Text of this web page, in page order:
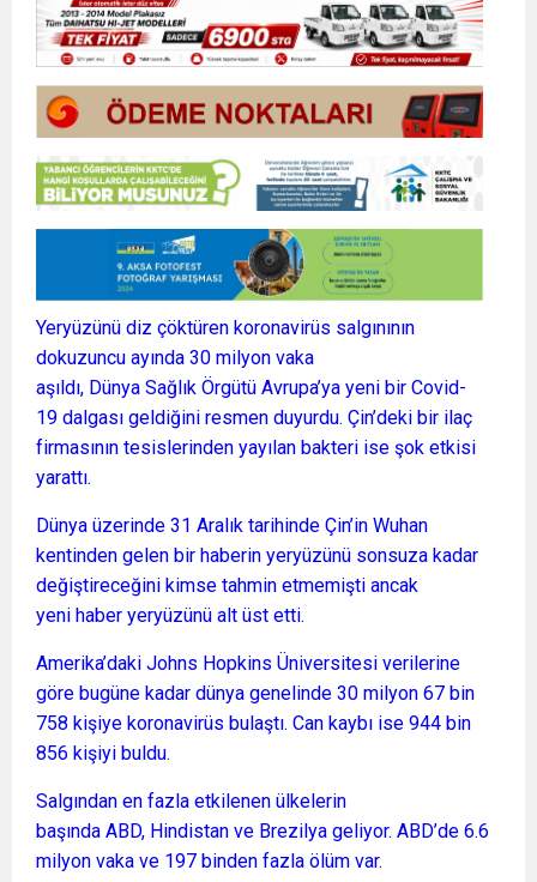
Yeryüzünü diz çöktüren koronavirüs salgınının
dokuzuncu ayında 30 milyon vaka
aşıldı, Dünya Sağlık Örgütü Avrupa’ya yeni bir Covid-
19 dalgası geldiğini resmen duyurdu. Çin’deki bir ilaç
firmasının tesislerinden yayılan bakteri ise şok etkisi
yarattı.
Dünya üzerinde 31 Aralık tarihinde Çin’in Wuhan
kentinden gelen bir haberin yeryüzünü sonsuza kadar
değiştireceğini kimse tahmin etmemişti ancak
yeni haber yeryüzünü alt üst etti.
Amerika’daki Johns Hopkins Üniversitesi verilerine
göre bugüne kadar dünya genelinde 30 milyon 67 bin
758 kişiye koronavirüs bulaştı. Can kaybı ise 944 bin
856 kişiyi buldu.
Salgından en fazla etkilenen ülkelerin
başında ABD, Hindistan ve Brezilya geliyor. ABD’de 6.6
milyon vaka ve 197 binden fazla ölüm var.